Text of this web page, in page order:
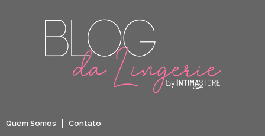
Quem Somos Contato